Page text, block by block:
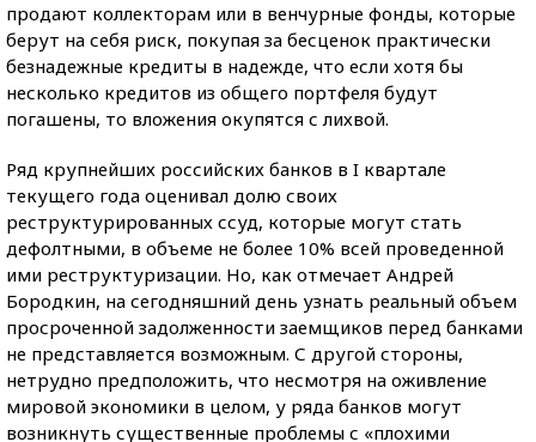
продают коллекторам или в венчурные фонды, которые
берут на себя риск, покупая за бесценок практически
безнадежные кредиты в надежде, что если хотя бы
несколько кредитов из общего портфеля будут
погашены, то вложения окупятся с лихвой.
Ряд крупнейших российских банков в I квартале
текущего года оценивал долю своих
реструктурированных ссуд, которые могут стать
дефолтными, в объеме не более 10% всей проведенной
ими реструктуризации. Но, как отмечает Андрей
Бородкин, на сегодняшний день узнать реальный объем
просроченной задолженности заемщиков перед банками
не представляется возможным. С другой стороны,
нетрудно предположить, что несмотря на оживление
мировой экономики в целом, у ряда банков могут
возникнуть существенные проблемы с «плохими